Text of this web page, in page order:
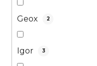
Geox 2
Igor 3